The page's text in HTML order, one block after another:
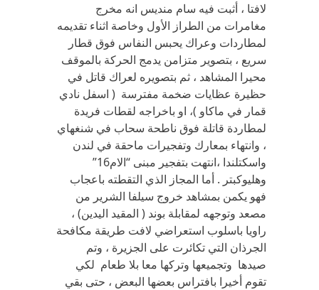
لافتا ، أثبت فيه سام منديس انه مخرج
مغامرات من الطراز الأول وخاصة اثناء تقديمه
لمطاردات وعراك يحبس النفاس فوق قطار
سريع ، بتصوير متزامن يدمج الحركة بالموقف
محيرا المشاهد ، ثم بتصويره لعراك قاتل في
حظيرة عظايات ضخمة مفترسة ( اسفل نادي
قمار في ماكاو )، او باخراجه لقطات فريدة
لمطاردة قاتلة فوق ناطحة سحاب في شنغهاي
، وانتهاء بمعارك وتفجيرات ماحقة في لندن
واسكتلندا ،انتهت بتفجير مبنى “الام16”
وهليوكبتر . أما المجاز الذي التقطته باعجاب
فهو يكمن بمشاهد خروج سيلفا الشرير من
مصعد وتوجهه لمقابلة بوند ( المقيد اليدين) ،
راويا باسلوب استعراضي لافت طريقة مكافحة
الجرذان التي تكائرت على الجزيرة ، وتم
صيدها وتجميعها وتركها معا بلا طعام لكي
تقوم أخيرا بافتراس بعضها البعض ، حتى بقي